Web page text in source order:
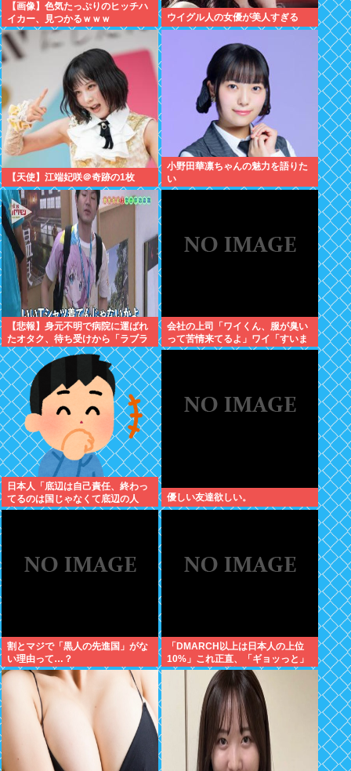
【画像】色気たっぷりのヒッチハ
イカー、見つかるｗｗｗ
ウイグル人の女優が美人すぎる
【天使】江端妃咲＠奇跡の1枚
小野田華凛ちゃんの魅力を語りた
い
【悲報】身元不明で病院に運ばれ
たオタク、待ち受けから「ラブラ
イブ」と呼ばれるwww
会社の上司「ワイくん、服が臭い
って苦情来てるよ」ワイ「すいま
せん」
日本人「底辺は自己責任、終わっ
てるのは国じゃなくて底辺の人
生」←これ
優しい友達欲しい。
割とマジで「黒人の先進国」がな
い理由って…？
「DMARCH以上は日本人の上位
10%」これ正直、「ギョッっと」
するよなあ…職場でもMARCH同
以下の低学歴とかあんまり観ない